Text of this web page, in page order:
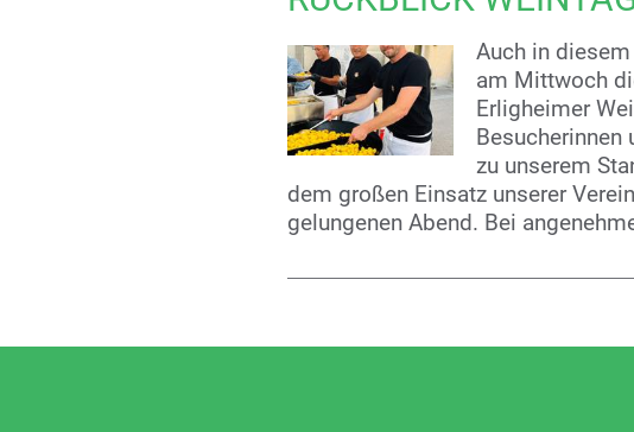
Auch in
am Mittwoch
Erligheimer
Besucherinnen
zu unserem
dem großen Einsatz unserer
gelungenen Abend. Bei